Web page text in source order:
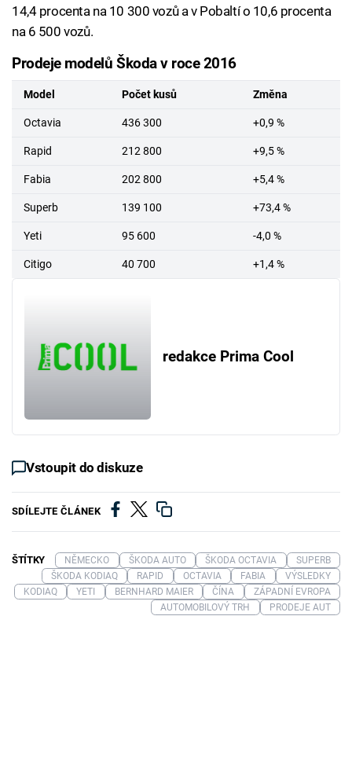
14,4 procenta na 10 300 vozů a v Pobaltí o 10,6 procenta
na 6 500 vozů.
Prodeje modelů Škoda v roce 2016
Model Počet kusů Změna
Octavia 436 300 +0,9 %
Rapid 212 800 +9,5 %
Fabia 202 800 +5,4 %
Superb 139 100 +73,4 %
Yeti 95 600 -4,0 %
Citigo 40 700 +1,4 %
redakce Prima Cool
Vstoupit do diskuze
SDÍLEJTE ČLÁNEK
ŠTÍTKY NĚMECKO ŠKODA AUTO ŠKODA OCTAVIA
SUPERB
ŠKODA KODIAQ
RAPID OCTAVIA FABIA
VÝSLEDKY
KODIAQ
YETI BERNHARD MAIER ČÍNA
ZÁPADNÍ EVROPA
AUTOMOBILOVÝ TRH
PRODEJE AUT